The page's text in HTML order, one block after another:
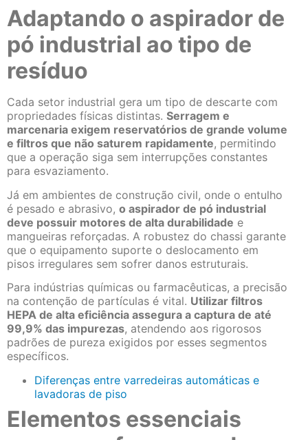
Adaptando o aspirador de
pó industrial ao tipo de
resíduo
Cada setor industrial gera um tipo de descarte com
propriedades físicas distintas. Serragem e
marcenaria exigem reservatórios de grande volume
e filtros que não saturem rapidamente, permitindo
que a operação siga sem interrupções constantes
para esvaziamento.
Já em ambientes de construção civil, onde o entulho
é pesado e abrasivo, o aspirador de pó industrial
deve possuir motores de alta durabilidade e
mangueiras reforçadas. A robustez do chassi garante
que o equipamento suporte o deslocamento em
pisos irregulares sem sofrer danos estruturais.
Para indústrias químicas ou farmacêuticas, a precisão
na contenção de partículas é vital. Utilizar filtros
HEPA de alta eficiência assegura a captura de até
99,9% das impurezas, atendendo aos rigorosos
padrões de pureza exigidos por esses segmentos
específicos.
Diferenças entre varredeiras automáticas e
lavadoras de piso
Elementos essenciais